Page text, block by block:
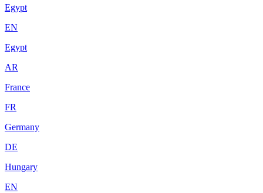
Egypt
EN
Egypt
AR
France
FR
Germany
DE
Hungary
EN